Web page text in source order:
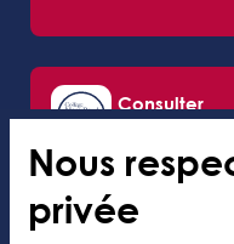
Consulter
l’application
Nous
privée